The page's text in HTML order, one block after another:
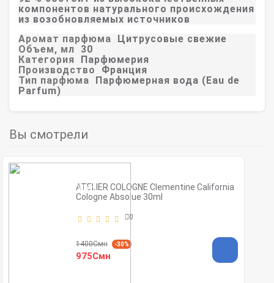
компонентов натурального происхождения
из возобновляемых источников
Аромат парфюма
Цитрусовые свежие
Объем, мл
30
Категория
Парфюмерия
Производство
Франция
Тип парфюма
Парфюмерная вода (Eau de
Parfum)
Вы смотрели
ATELIER COLOGNE Clementine California
Cologne Absolue 30ml
0
1400Смн -30%
975Смн